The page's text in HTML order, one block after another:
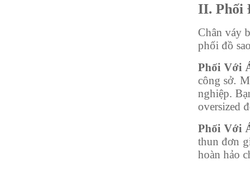
II. Phối
Chân váy
phối đồ
Phối Với
công sở.
nghiệp.
oversized
Phối Với
thun đơn
hoàn hảo